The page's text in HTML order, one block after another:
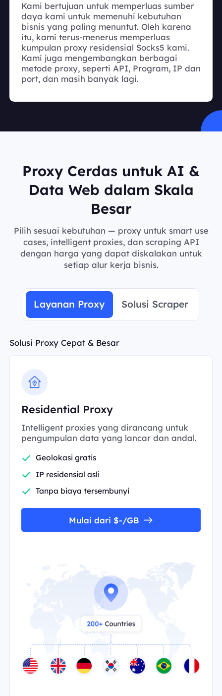
Kami bertujuan untuk memperluas sumber
daya kami untuk memenuhi kebutuhan
bisnis yang paling menuntut. Oleh karena
itu, kami terus-menerus memperluas
kumpulan proxy residensial Socks5 kami.
Kami juga mengembangkan berbagai
metode proxy, seperti API, Program, IP dan
port, dan masih banyak lagi.
Proxy Cerdas untuk AI &
Data Web dalam Skala
Besar
Pilih sesuai kebutuhan — proxy untuk smart use
cases, intelligent proxies, dan scraping API
dengan harga yang dapat diskalakan untuk
setiap alur kerja bisnis.
Layanan Proxy Solusi Scraper
Solusi Proxy Cepat & Besar
Residential Proxy
Intelligent proxies yang dirancang untuk
pengumpulan data yang lancar dan andal.
Geolokasi gratis
IP residensial asli
Tanpa biaya tersembunyi
Mulai dari $-/GB